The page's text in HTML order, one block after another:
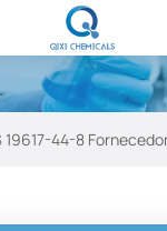
19617-44-8